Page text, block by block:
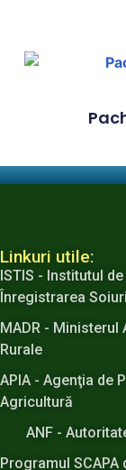
Linkuri utile:
ISTIS - Institutul
Înregistrarea
MADR -
Rurale
APIA - Agenţia de
Agricultură
ANF -
Programul